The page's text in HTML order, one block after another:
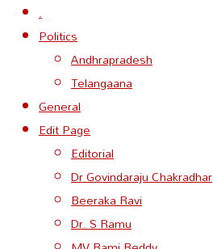
.
Politics
Andhrapradesh
Telangaana
General
Edit Page
Editorial
Dr Govindaraju Chakradhar
Beeraka Ravi
Dr. S Ramu